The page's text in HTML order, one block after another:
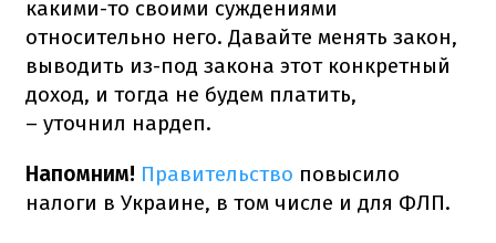
какими-то своими суждениями
относительно него. Давайте менять закон,
выводить из-под закона этот конкретный
доход, и тогда не будем платить,
– уточнил нардеп.
Напомним! Правительство повысило
налоги в Украине, в том числе и для ФЛП.